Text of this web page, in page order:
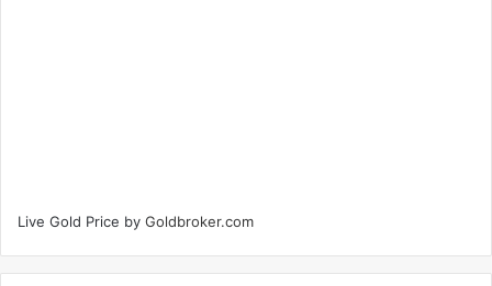
Live Gold Price by Goldbroker.com